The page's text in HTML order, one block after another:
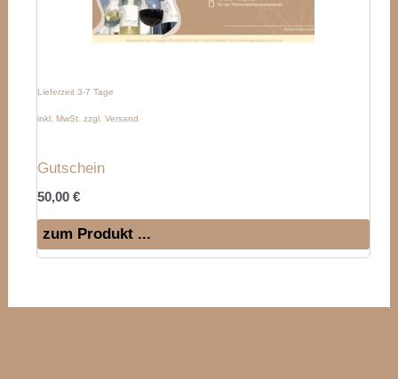
Lieferzeit 3-7 Tage
inkl. MwSt. zzgl. Versand
Gutschein
50,00€
zum Produkt ...